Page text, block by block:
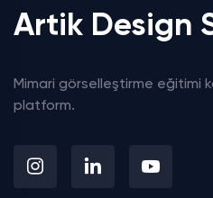
Artik Design
Mimari görselleştirme eğitimi
platform.